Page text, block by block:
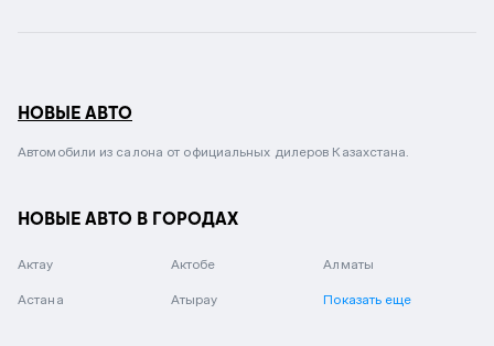
НОВЫЕ АВТО
Автомобили из салона от официальных дилеров Казахстана.
НОВЫЕ АВТО В ГОРОДАХ
Актау Актобе Алматы
Астана Атырау Показать еще